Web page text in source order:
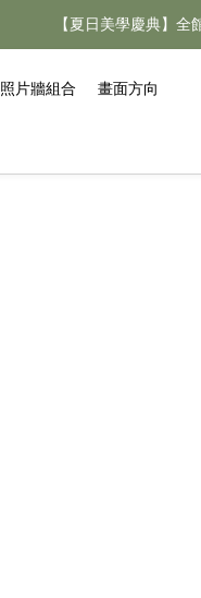
【夏日美學慶典】
【夏日美學慶典】
【夏日美學慶典】全
照片牆組合 畫面方向